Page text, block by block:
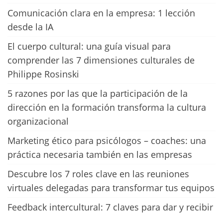
Comunicación clara en la empresa: 1 lección
desde la IA
El cuerpo cultural: una guía visual para
comprender las 7 dimensiones culturales de
Philippe Rosinski
5 razones por las que la participación de la
dirección en la formación transforma la cultura
organizacional
Marketing ético para psicólogos – coaches: una
práctica necesaria también en las empresas
Descubre los 7 roles clave en las reuniones
virtuales delegadas para transformar tus equipos
Feedback intercultural: 7 claves para dar y recibir